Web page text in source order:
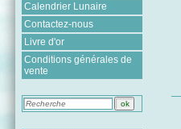
Calendrier Lunaire
Contactez-nous
Livre d'or
Conditions générales de
vente